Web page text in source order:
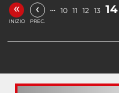
«
INIZIO
‹
PREC.
… 10 11 12 13 14